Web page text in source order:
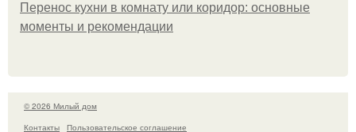
Перенос кухни в комнату или коридор: основные
моменты и рекомендации
© 2026 Милый дом
Контакты
Пользовательское соглашение